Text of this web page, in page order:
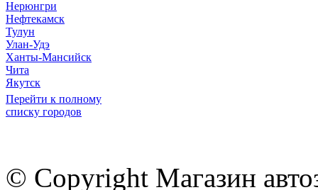
Нерюнгри
Нефтекамск
Тулун
Улан-Удэ
Ханты-Мансийск
Чита
Якутск
Перейти к полному
списку городов
© Copyright Магазин